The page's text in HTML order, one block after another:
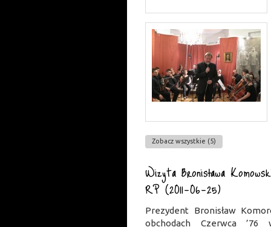
Zobacz wszystkie (5)
Wizyta Bronisława
RP (2011-06-25)
Prezydent Bronisław
obchodach Czerwca ’76